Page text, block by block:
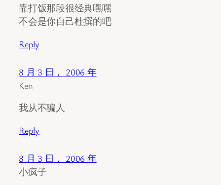
靠打饭那段很经典嘿嘿
不会是你自己杜撰的吧
Reply
8 月 3 日， 2006 年
Ken
我从不骗人
Reply
8 月 3 日， 2006 年
小疯子